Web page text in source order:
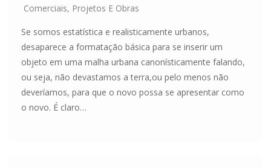
Comerciais, Projetos E Obras
Se somos estatística e realisticamente urbanos,
desaparece a formatação básica para se inserir um
objeto em uma malha urbana canonísticamente falando,
ou seja, não devastamos a terra,ou pelo menos não
deveríamos, para que o novo possa se apresentar como
o novo. É claro…